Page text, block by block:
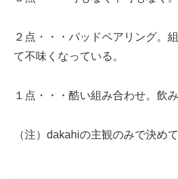
２点・・・バッドペアリング。
て不味くなっている。
１点・・・酷い組み合わせ。飲
（注） dakahiの主観のみで決めて